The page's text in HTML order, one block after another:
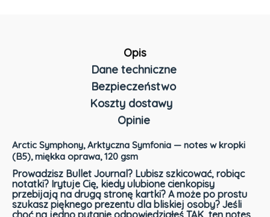
Opis
Dane techniczne
Bezpieczeństwo
Koszty dostawy
Cena nie zawiera ewentualnych kosztów płatności
Opinie
Arctic Symphony, Arktyczna Symfonia — notes w kropki
(B5), miękka oprawa, 120 gsm
Prowadzisz Bullet Journal? Lubisz szkicować, robiąc
notatki? Irytuje Cię, kiedy ulubione cienkopisy
przebijają na drugą stronę kartki? A może po prostu
szukasz pięknego prezentu dla bliskiej osoby? Jeśli